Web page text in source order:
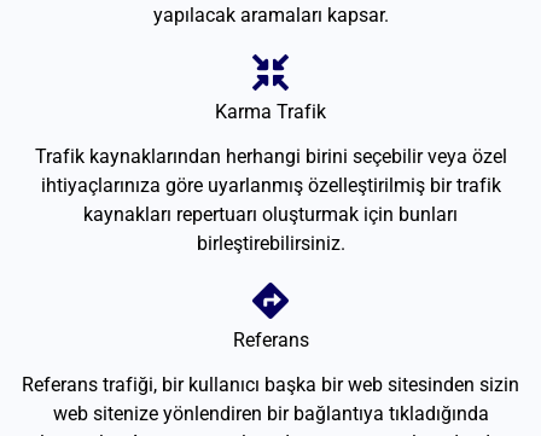
yapılacak aramaları kapsar.
Karma Trafik
Trafik kaynaklarından herhangi birini seçebilir veya özel
ihtiyaçlarınıza göre uyarlanmış özelleştirilmiş bir trafik
kaynakları repertuarı oluşturmak için bunları
birleştirebilirsiniz.
Referans
Referans trafiği, bir kullanıcı başka bir web sitesinden sizin
web sitenize yönlendiren bir bağlantıya tıkladığında